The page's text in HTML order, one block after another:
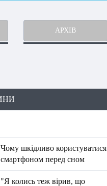
АРХІВ
Чому шкідливо користуватися
смартфоном перед сном
"Я колись теж вірив, що